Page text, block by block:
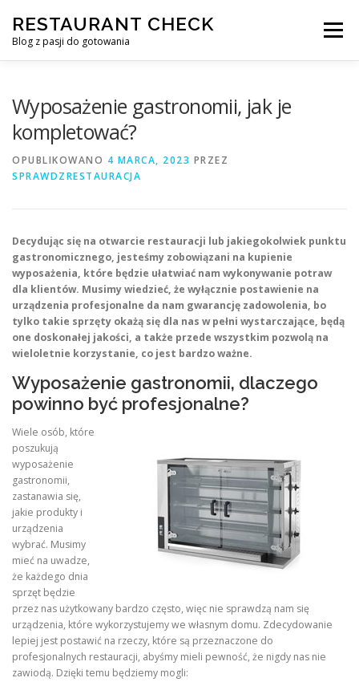
treści
RESTAURANT CHECK
Blog z pasji do gotowania
Menu
Wyposażenie gastronomii, jak je
kompletować?
OPUBLIKOWANO 4 MARCA, 2023 PRZEZ
SPRAWDZRESTAURACJA
Decydując się na otwarcie restauracji lub jakiegokolwiek punktu
gastronomicznego, jesteśmy zobowiązani na kupienie
wyposażenia, które będzie ułatwiać nam wykonywanie potraw
dla klientów. Musimy wiedzieć, że wyłącznie postawienie na
urządzenia profesjonalne da nam gwarancję zadowolenia, bo
tylko takie sprzęty okażą się dla nas w pełni wystarczające, będą
one doskonałej jakości, a także przede wszystkim pozwolą na
wieloletnie korzystanie, co jest bardzo ważne.
Wyposażenie gastronomii, dlaczego
powinno być profesjonalne?
Wiele osób, które
poszukują
wyposażenie
gastronomii,
zastanawia się,
jakie produkty i
urządzenia
wybrać. Musimy
mieć na uwadze,
że każdego dnia
sprzęt będzie
przez nas użytkowany bardzo często, więc nie sprawdzą nam się
urządzenia, które wykorzystujemy we własnym domu. Zdecydowanie
lepiej jest postawić na rzeczy, które są przeznaczone do
profesjonalnych restauracji, abyśmy mieli pewność, że nigdy nas nie
zawiodą. Dzięki temu będziemy mogli: